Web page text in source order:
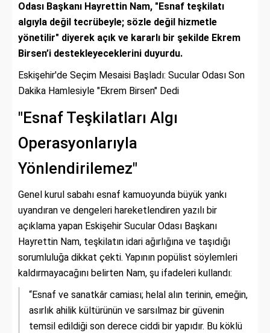
Odası Başkanı Hayrettin Nam, "Esnaf teşkilatı
algıyla değil tecrübeyle; sözle değil hizmetle
yönetilir" diyerek açık ve kararlı bir şekilde Ekrem
Birsen’i destekleyeceklerini duyurdu.
Eskişehir'de Seçim Mesaisi Başladı: Sucular Odası Son
Dakika Hamlesiyle "Ekrem Birsen" Dedi
"Esnaf Teşkilatları Algı
Operasyonlarıyla
Yönlendirilemez"
Genel kurul sabahı esnaf kamuoyunda büyük yankı
uyandıran ve dengeleri hareketlendiren yazılı bir
açıklama yapan Eskişehir Sucular Odası Başkanı
Hayrettin Nam, teşkilatın idari ağırlığına ve taşıdığı
sorumluluğa dikkat çekti. Yapının popülist söylemleri
kaldırmayacağını belirten Nam, şu ifadeleri kullandı:
“Esnaf ve sanatkâr camiası; helal alın terinin, emeğin,
asırlık ahilik kültürünün ve sarsılmaz bir güvenin
temsil edildiği son derece ciddi bir yapıdır. Bu köklü